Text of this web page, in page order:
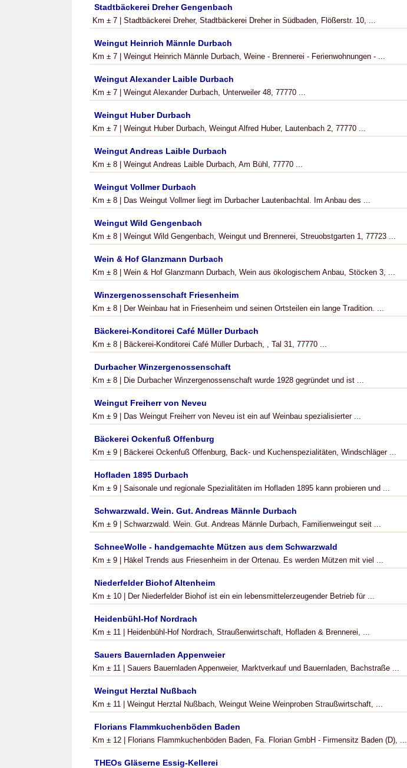
Stadtbäckerei Dreher Gengenbach
Km ± 7 | Stadtbäckerei Dreher, Stadtbäckerei Dreher in Südbaden, Flößerstr. 10, ...
Weingut Heinrich Männle Durbach
Km ± 7 | Weingut Heinrich Männle Durbach, Weine - Brennerei - Ferienwohnungen - ...
Weingut Alexander Laible Durbach
Km ± 7 | Weingut Alexander Durbach, Unterweiler 48, 77770 ...
Weingut Huber Durbach
Km ± 7 | Weingut Huber Durbach, Weingut Alfred Huber, Lautenbach 2, 77770 ...
Weingut Andreas Laible Durbach
Km ± 8 | Weingut Andreas Laible Durbach, Am Bühl, 77770 ...
Weingut Vollmer Durbach
Km ± 8 | Das Weingut Vollmer liegt im Durbacher Lautenbachtal. Im Anbau des ...
Weingut Wild Gengenbach
Km ± 8 | Weingut Wild Gengenbach, Weingut und Brennerei, Streuobstgarten 1, 77723 ...
Wein & Hof Glanzmann Durbach
Km ± 8 | Wein & Hof Glanzmann Durbach, Wein aus ökologischem Anbau, Stöcken 3, ...
Winzergenossenschaft Friesenheim
Km ± 8 | Der Weinbau hat in Friesenheim und seinen Ortsteilen ein lange Tradition. ...
Bäckerei-Konditorei Café Müller Durbach
Km ± 8 | Bäckerei-Konditorei Café Müller Durbach, , Tal 31, 77770 ...
Durbacher Winzergenossenschaft
Km ± 8 | Die Durbacher Winzergenossenschaft wurde 1928 gegründet und ist ...
Weingut Freiherr von Neveu
Km ± 9 | Das Weingut Freiherr von Neveu ist ein auf Weinbau spezialisierter ...
Bäckerei Ockenfuß Offenburg
Km ± 9 | Bäckerei Ockenfuß Offenburg, Back- und Kuchenspezialitäten, Windschläger ...
Hofladen 1895 Durbach
Km ± 9 | Saisonale und regionale Spezialitäten im Hofladen 1895 kann probieren und ...
Schwarzwald. Wein. Gut. Andreas Männle Durbach
Km ± 9 | Schwarzwald. Wein. Gut. Andreas Männle Durbach, Familienweingut seit ...
SchneeWolle - handgemachte Mützen aus dem Schwarzwald
Km ± 9 | Häkel Trends aus Friesenheim in der Ortenau. Es werden Mützen mit viel ...
Niederfelder Biohof Altenheim
Km ± 10 | Der Niederfelder Biohof ist ein ein lebensmittelerzeugender Betrieb für ...
Heidenbühl-Hof Nordrach
Km ± 11 | Heidenbühl-Hof Nordrach, Straußenwirtschaft, Hofladen & Brennerei, ...
Sauers Bauernladen Appenweier
Km ± 11 | Sauers Bauernladen Appenweier, Marktverkauf und Bauernladen, Bachstraße ...
Weingut Herztal Nußbach
Km ± 11 | Weingut Herztal Nußbach, Weingut Weine Weinproben Straußwirtschaft, ...
Florians Flammkuchenböden Baden
Km ± 12 | Florians Flammkuchenböden Baden, Fa. Florian GmbH - Firmensitz Baden (D), ...
THEOs Gläserne Essig-Kellerei